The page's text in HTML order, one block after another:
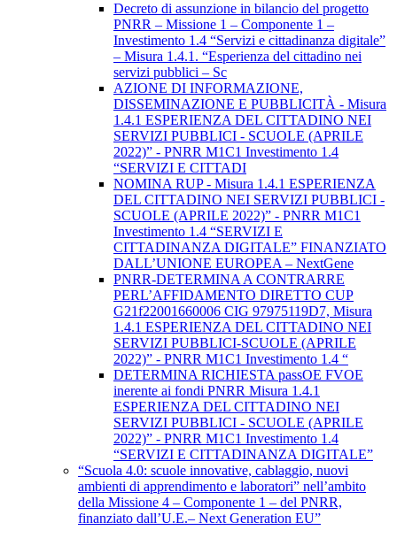
Decreto di assunzione in bilancio del progetto
PNRR – Missione 1 – Componente 1 –
Investimento 1.4 “Servizi e cittadinanza digitale”
– Misura 1.4.1. “Esperienza del cittadino nei
servizi pubblici – Sc
AZIONE DI INFORMAZIONE,
DISSEMINAZIONE E PUBBLICITÀ - Misura
1.4.1 ESPERIENZA DEL CITTADINO NEI
SERVIZI PUBBLICI - SCUOLE (APRILE
2022)” - PNRR M1C1 Investimento 1.4
“SERVIZI E CITTADI
NOMINA RUP - Misura 1.4.1 ESPERIENZA
DEL CITTADINO NEI SERVIZI PUBBLICI -
SCUOLE (APRILE 2022)” - PNRR M1C1
Investimento 1.4 “SERVIZI E
CITTADINANZA DIGITALE” FINANZIATO
DALL’UNIONE EUROPEA – NextGene
PNRR-DETERMINA A CONTRARRE
PERL’AFFIDAMENTO DIRETTO CUP
G21f22001660006 CIG 97975119D7, Misura
1.4.1 ESPERIENZA DEL CITTADINO NEI
SERVIZI PUBBLICI-SCUOLE (APRILE
2022)” - PNRR M1C1 Investimento 1.4 “
DETERMINA RICHIESTA passOE FVOE
inerente ai fondi PNRR Misura 1.4.1
ESPERIENZA DEL CITTADINO NEI
SERVIZI PUBBLICI - SCUOLE (APRILE
2022)” - PNRR M1C1 Investimento 1.4
“SERVIZI E CITTADINANZA DIGITALE”
“Scuola 4.0: scuole innovative, cablaggio, nuovi
ambienti di apprendimento e laboratori” nell’ambito
della Missione 4 – Componente 1 – del PNRR,
finanziato dall’U.E.– Next Generation EU”